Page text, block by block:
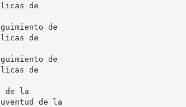
de
de
de
de
de
de la
de la